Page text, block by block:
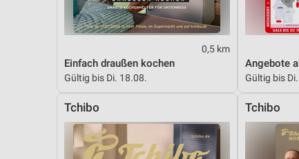
0,5 km
Einfach draußen kochen
Gültig bis Di. 18.08.
Angebote
Gültig bis
Tchibo Tchibo